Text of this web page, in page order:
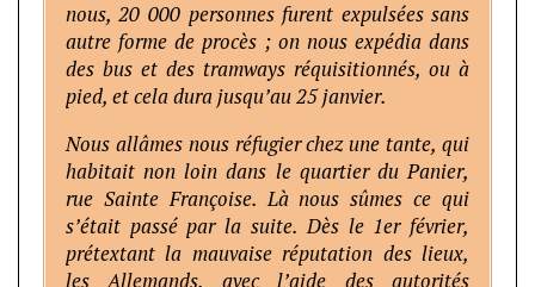
nous, 20 000 personnes furent expulsées sans
autre forme de procès ; on nous expédia dans
des bus et des tramways réquisitionnés, ou à
pied, et cela dura jusqu’au 25 janvier.
Nous allâmes nous réfugier chez une tante, qui
habitait non loin dans le quartier du Panier,
rue Sainte Françoise. Là nous sûmes ce qui
s’était passé par la suite. Dès le 1er février,
prétextant la mauvaise réputation des lieux,
les Allemands, avec l’aide des autorités